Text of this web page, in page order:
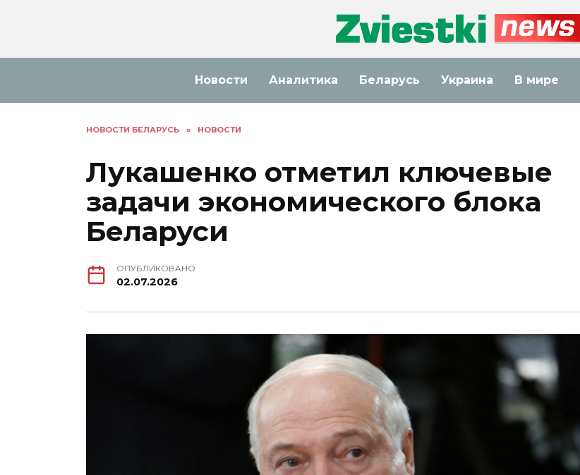
Новости Аналитика Беларусь Украина В мире
НОВОСТИ БЕЛАРУСЬ » НОВОСТИ
Лукашенко отметил ключевые
задачи экономического блока
Беларуси
ОПУБЛИКОВАНО
02.07.2026